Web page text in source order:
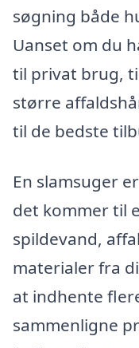
søgning både
Uanset om du
til privat brug,
større
til de bedste
En slamsuger
det kommer til
spildevand,
materialer fra
at indhente
sammenligne